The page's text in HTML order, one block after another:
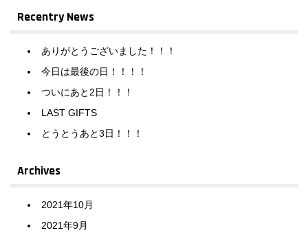
Recentry News
ありがとうございました！！！
今日は最後の日！！！！
ついにあと2日！！！
LAST GIFTS
とうとうあと3日！！！
Archives
2021年10月
2021年9月